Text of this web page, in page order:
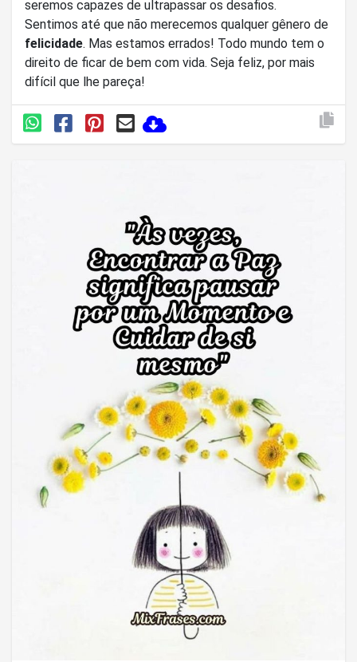
seremos capazes de ultrapassar os desafios.
Sentimos até que não merecemos qualquer gênero de
felicidade. Mas estamos errados! Todo mundo tem o
direito de ficar de bem com vida. Seja feliz, por mais
difícil que lhe pareça!